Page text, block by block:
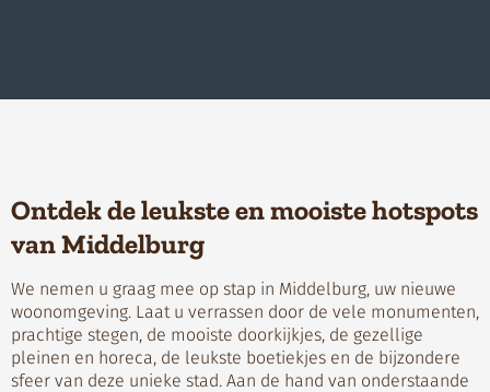
Ontdek de leukste en mooiste hotspots
van Middelburg
We nemen u graag mee op stap in Middelburg, uw nieuwe
woonomgeving. Laat u verrassen door de vele monumenten,
prachtige stegen, de mooiste doorkijkjes, de gezellige
pleinen en horeca, de leukste boetiekjes en de bijzondere
sfeer van deze unieke stad. Aan de hand van onderstaande